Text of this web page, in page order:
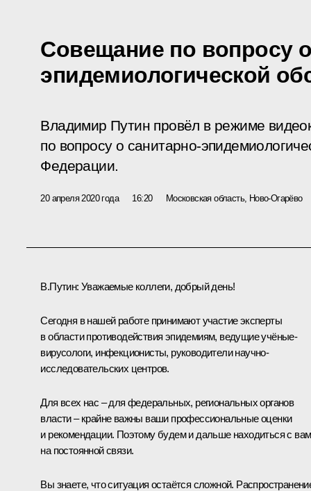
Совещание по вопросу
эпидемиологической
Владимир Путин провёл в режиме
по вопросу о санитарно-
Федерации.
20 апреля 2020 года 16:20 Московская область, Ново-Огарёво
В.Путин: Уважаемые коллеги, добрый день!
Сегодня в нашей работе принимают участие эксперты
в области противодействия эпидемиям, ведущие учёные-
вирусологи, инфекционисты, руководители научно-
исследовательских центров.
Для всех нас – для федеральных, региональных органов
власти – крайне важны ваши профессиональные оценки
и рекомендации. Поэтому будем и дальше находиться с
на постоянной связи.
Вы знаете, что ситуация остаётся сложной.